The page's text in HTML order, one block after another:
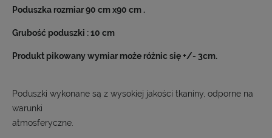
Poduszka rozmiar 90 cm x90 cm .
Grubość poduszki : 10 cm
Produkt pikowany wymiar może różnic się +/- 3cm.
Poduszki wykonane są z wysokiej jakości tkaniny, odporne na
warunki
atmosferyczne.